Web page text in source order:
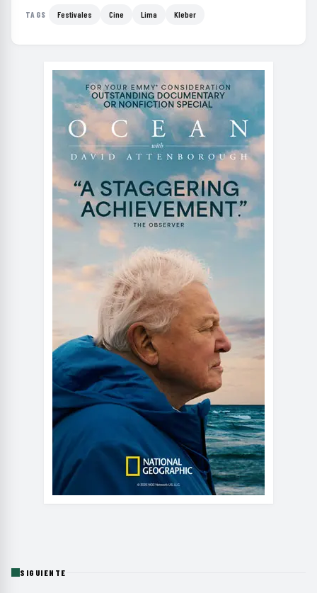
TAGS Festivales Cine Lima Kleber
SIGUIENTE